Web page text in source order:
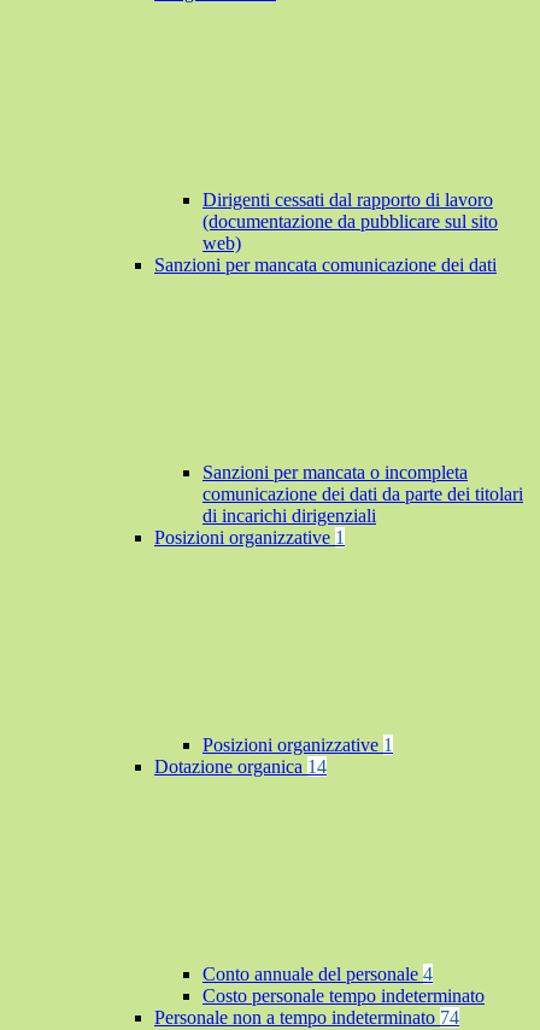
Dirigenti cessati dal rapporto di lavoro
(documentazione da pubblicare sul sito
web)
Sanzioni per mancata comunicazione dei dati
Sanzioni per mancata o incompleta
comunicazione dei dati da parte dei titolari
di incarichi dirigenziali
Posizioni organizzative 1
Posizioni organizzative 1
Dotazione organica 14
Conto annuale del personale 4
Costo personale tempo indeterminato
Personale non a tempo indeterminato 74